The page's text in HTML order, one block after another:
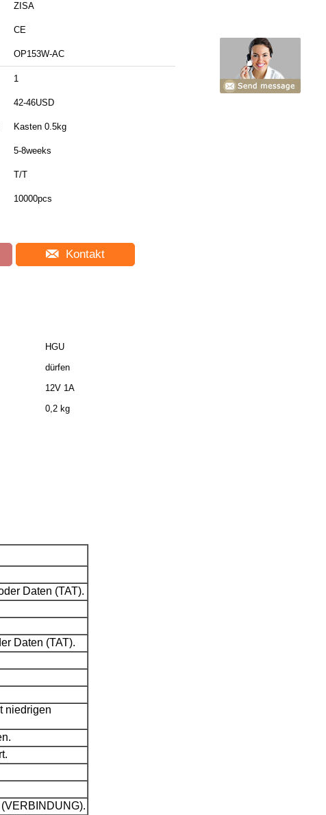
ZISA
CE
OP153W-AC
1
42-46USD
Kasten 0.5kg
5-8weeks
T/T
10000pcs
Kontakt
HGU
dürfen
12V 1A
0,2 kg
Daten (TAT).
Daten (TAT).
niedrigen